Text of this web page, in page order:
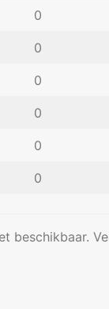
0
0
0
0
0
0
beschikbaar.